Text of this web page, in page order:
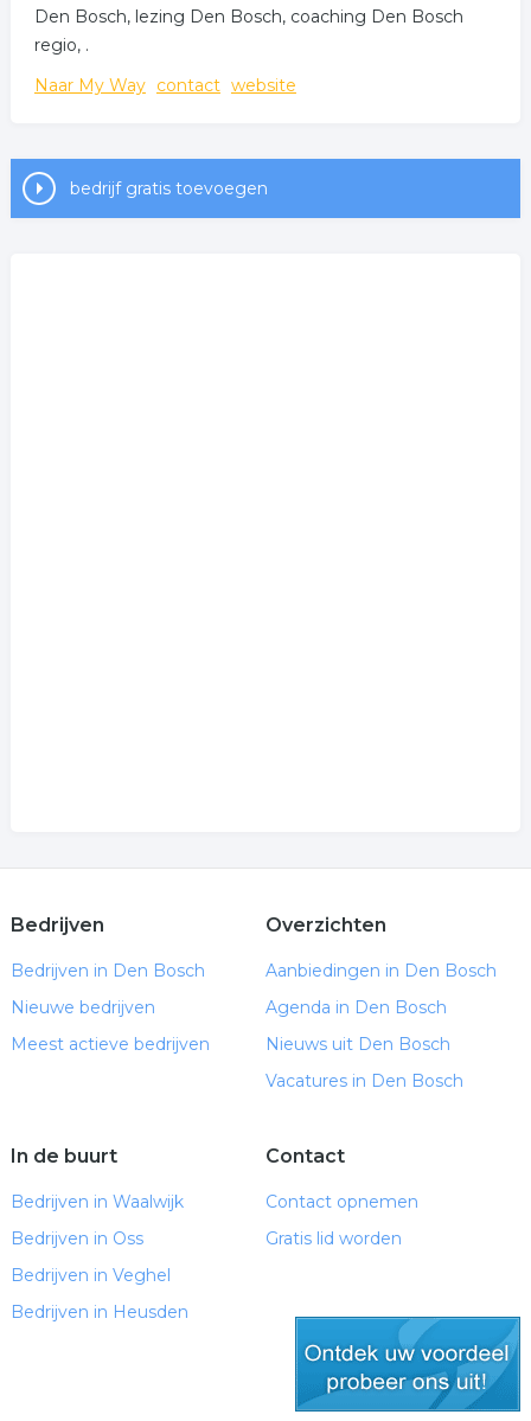
Den Bosch, lezing Den Bosch, coaching Den Bosch
regio, .
Naar My Way contact website
bedrijf gratis toevoegen
Bedrijven
Bedrijven in Den Bosch
Nieuwe bedrijven
Meest actieve bedrijven
Overzichten
Aanbiedingen in Den Bosch
Agenda in Den Bosch
Nieuws uit Den Bosch
Vacatures in Den Bosch
In de buurt
Bedrijven in Waalwijk
Bedrijven in Oss
Bedrijven in Veghel
Bedrijven in Heusden
Contact
Contact opnemen
Gratis lid worden